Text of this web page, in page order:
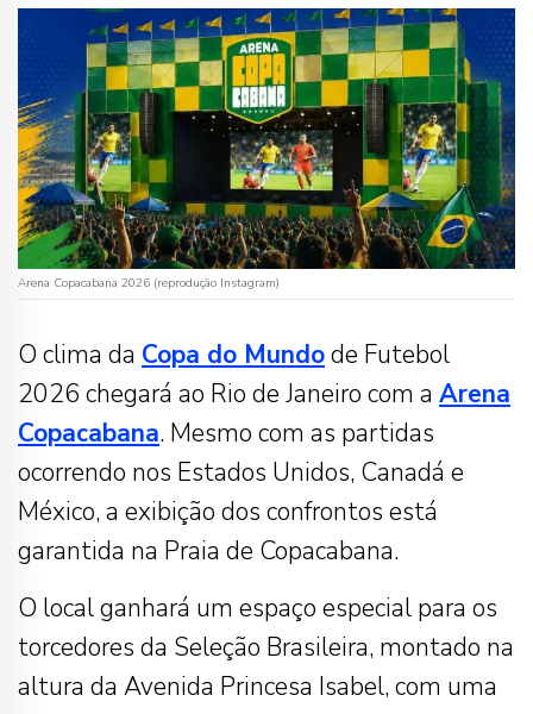
Arena Copacabana 2026 (reprodução Instagram)
O clima da Copa do Mundode Futebol
2026 chegará ao Rio de Janeiro com a Arena
Copacabana. Mesmo com as partidas
ocorrendo nos Estados Unidos, Canadá e
México, a exibição dos confrontos está
garantida na Praia de Copacabana.
O local ganhará um espaço especial para os
torcedores da Seleção Brasileira, montado na
altura da Avenida Princesa Isabel, com uma